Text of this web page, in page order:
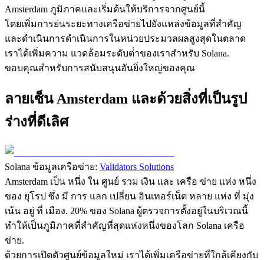
Amsterdam ภูมิภาคและเริ่มต้นให้บริการจากศูนย์นี้
โดยเพิ่มการย่นระยะทางเครือข่ายไปยังแหล่งข้อมูลที่สําคัญ
และดําเนินการดําเนินการในหน่วยประมวลผลสูงสุดในตลาด
เราได้เพิ่มความ แวดล้อมระดับต่ําของเราสําหรับ Solana.
ขอบคุณสําหรับการสนับสนุนอันยิ่งใหญ่ของคุณ
ลายเซ็น Amsterdam และด้วยสิ่งที่เป็นรูป
ร่างที่ดีเลิศ
Solana ข้อมูลเครือข่าย: Validators Solutions
Amsterdam เป็น หนึ่ง ใน ศูนย์ รวม เงิน และ เครือ ข่าย แห่ง หนึ่ง
ของ ยุโรป ซึ่ง มี การ แลก เปลี่ยน อินเทอร์เน็ต หลาย แห่ง ที่ มุ่ง
เน้น อยู่ ที่ เมือง. 20% ของ Solana ผู้ตรวจการตั้งอยู่ในบริเวณนี้
ทําให้เป็นภูมิภาคที่สําคัญที่สุดแห่งหนึ่งของโลก Solana เครือ
ข่าย.
ด้วยการเปิดตัวศูนย์ข้อมูลใหม่ เราได้เพิ่มเครือข่ายที่ใกล้เคียงกับ